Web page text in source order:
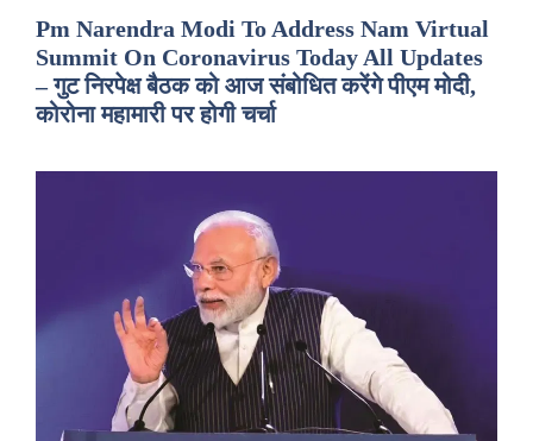
Pm Narendra Modi To Address Nam Virtual
Summit On Coronavirus Today All Updates
– गुट निरपेक्ष बैठक को आज संबोधित करेंगे पीएम मोदी,
कोरोना महामारी पर होगी चर्चा